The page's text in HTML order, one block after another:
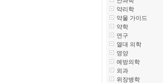
약리학
약물 가이드
약학
연구
열대 의학
영양
예방의학
외과
위장병학